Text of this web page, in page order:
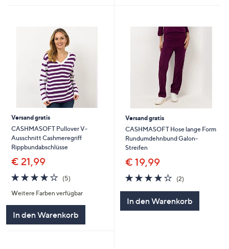
Versand gratis
CASHMASOFT Pullover V-
Ausschnitt Cashmeregriff
Rippbundabschlüsse
€ 21,99
4.2
von
5
(5)5
Weitere Farben verfügbar
In den Warenkorb
Versand gratis
CASHMASOFT Hose lange Form
Rundumdehnbund Galon-
Streifen
€ 19,99
4.0
von
(2)2
In den Warenkorb